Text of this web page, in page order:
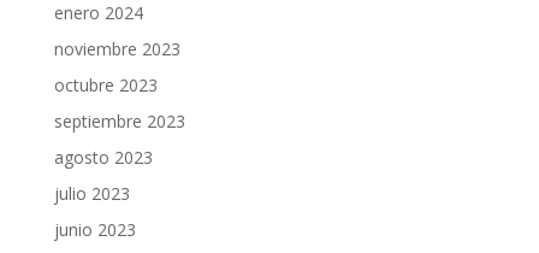
enero 2024
noviembre 2023
octubre 2023
septiembre 2023
agosto 2023
julio 2023
junio 2023